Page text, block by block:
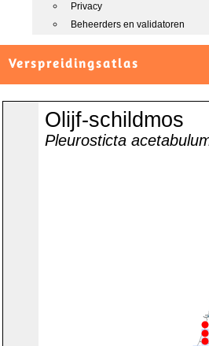
Privacy
Beheerders en validatoren
Verspreidingsatlas